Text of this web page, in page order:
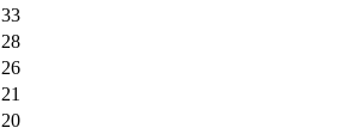
33
28
26
21
20